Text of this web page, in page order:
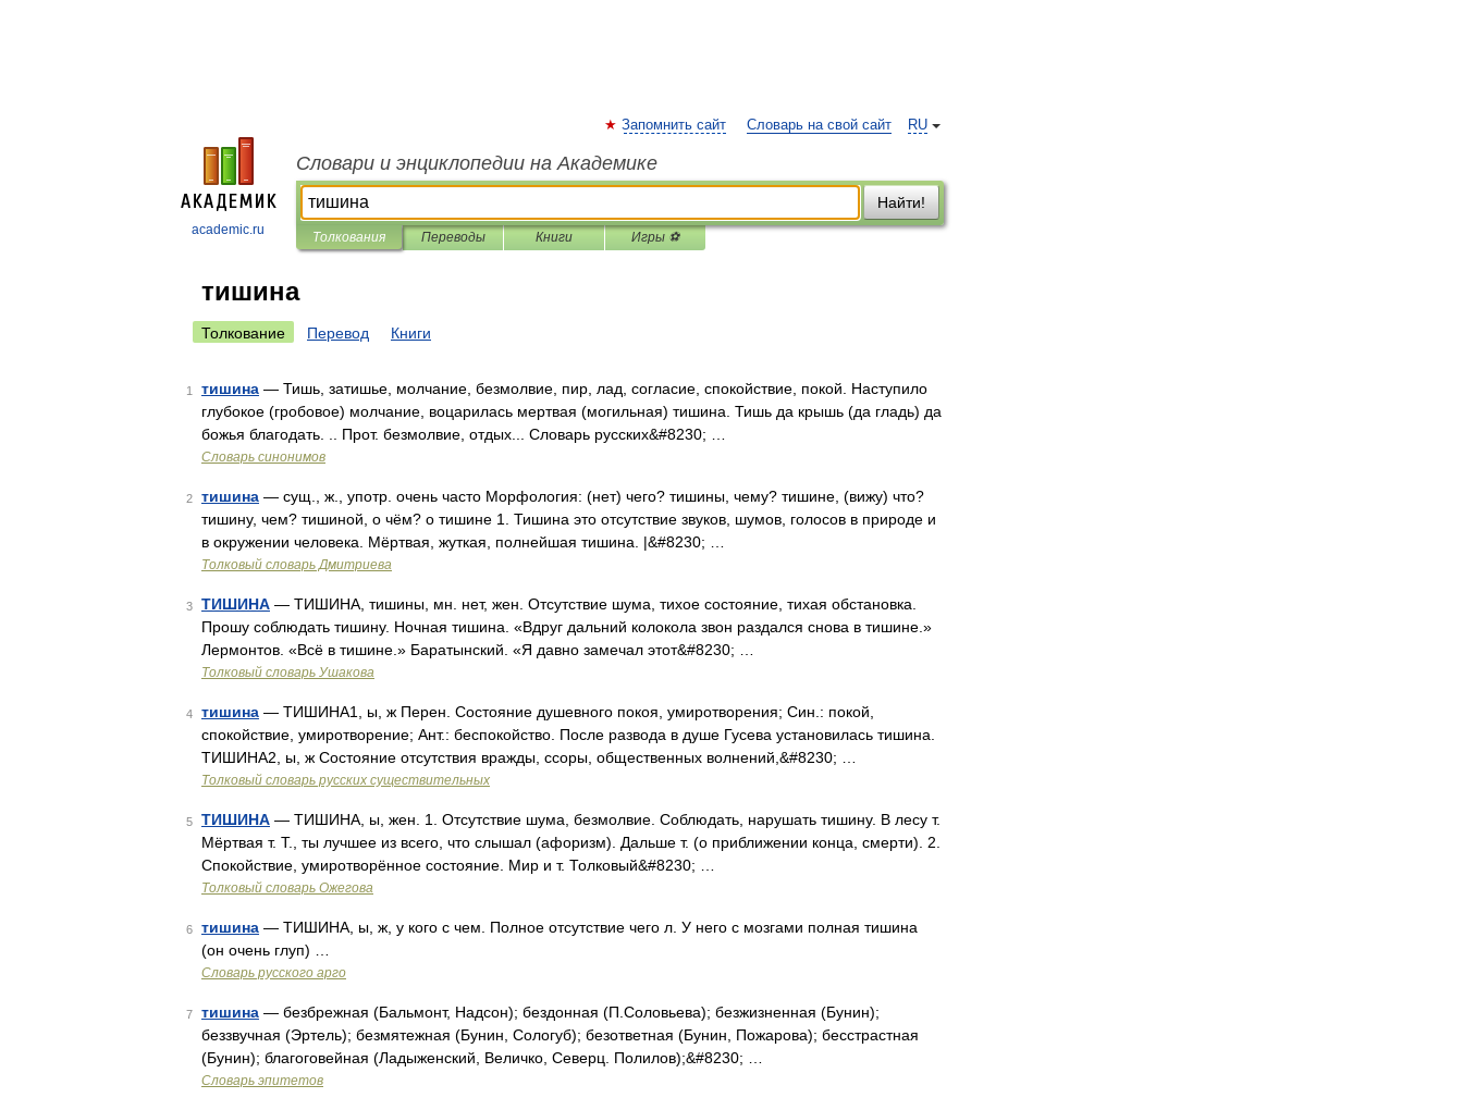
academic.ru
RU
Запомнить сайт Словарь на свой сайт
Словари и энциклопедии на Академике
Найти!
Толкования Переводы Книги Игры ⚽
тишина
Толкование Перевод Книги
1 тишина — Тишь, затишье, молчание, безмолвие, пир, лад, согласие, спокойствие, покой. Наступило
глубокое (гробовое) молчание, воцарилась мертвая (могильная) тишина. Тишь да крышь (да гладь) да
божья благодать. .. Прот. безмолвие, отдых... Словарь русских&#8230; …
Словарь синонимов
2 тишина — сущ., ж., употр. очень часто Морфология: (нет) чего? тишины, чему? тишине, (вижу) что?
тишину, чем? тишиной, о чём? о тишине 1. Тишина это отсутствие звуков, шумов, голосов в природе и
в окружении человека. Мёртвая, жуткая, полнейшая тишина. |&#8230; …
Толковый словарь Дмитриева
3 ТИШИНА — ТИШИНА, тишины, мн. нет, жен. Отсутствие шума, тихое состояние, тихая обстановка.
Прошу соблюдать тишину. Ночная тишина. «Вдруг дальний колокола звон раздался снова в тишине.»
Лермонтов. «Всё в тишине.» Баратынский. «Я давно замечал этот&#8230; …
Толковый словарь Ушакова
4 тишина — ТИШИНА1, ы, ж Перен. Состояние душевного покоя, умиротворения; Син.: покой,
спокойствие, умиротворение; Ант.: беспокойство. После развода в душе Гусева установилась тишина.
ТИШИНА2, ы, ж Состояние отсутствия вражды, ссоры, общественных волнений,&#8230; …
Толковый словарь русских существительных
5 ТИШИНА — ТИШИНА, ы, жен. 1. Отсутствие шума, безмолвие. Соблюдать, нарушать тишину. В лесу т.
Мёртвая т. Т., ты лучшее из всего, что слышал (афоризм). Дальше т. (о приближении конца, смерти). 2.
Спокойствие, умиротворённое состояние. Мир и т. Толковый&#8230; …
Толковый словарь Ожегова
6 тишина — ТИШИНА, ы, ж, у кого с чем. Полное отсутствие чего л. У него с мозгами полная тишина
(он очень глуп) …
Словарь русского арго
7 тишина — безбрежная (Бальмонт, Надсон); бездонная (П.Соловьева); безжизненная (Бунин);
беззвучная (Эртель); безмятежная (Бунин, Сологуб); безответная (Бунин, Пожарова); бесстрастная
(Бунин); благоговейная (Ладыженский, Величко, Северц. Полилов);&#8230; …
Словарь эпитетов